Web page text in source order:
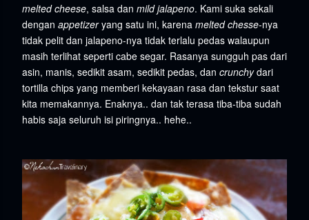
melted cheese, salsa dan mild jalapeno. Kami suka sekali
dengan appetizeryang satu ini, karena melted chesse-nya
tidak pelit dan jalapeno-nya tidak terlalu pedas walaupun
masih terlihat seperti cabe segar. Rasanya sungguh pas dari
asin, manis, sedikit asam, sedikit pedas, dan crunchydari
tortilla chips yang memberi kekayaan rasa dan tekstur saat
kita memakannya. Enaknya.. dan tak terasa tiba-tiba sudah
habis saja seluruh isi piringnya.. hehe..